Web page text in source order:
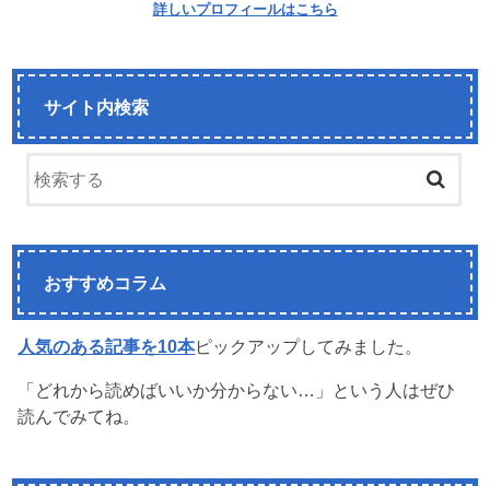
詳しいプロフィールはこちら
サイト内検索
おすすめコラム
人気のある記事を10本ピックアップしてみました。
「どれから読めばいいか分からない…」という人はぜひ
読んでみてね。